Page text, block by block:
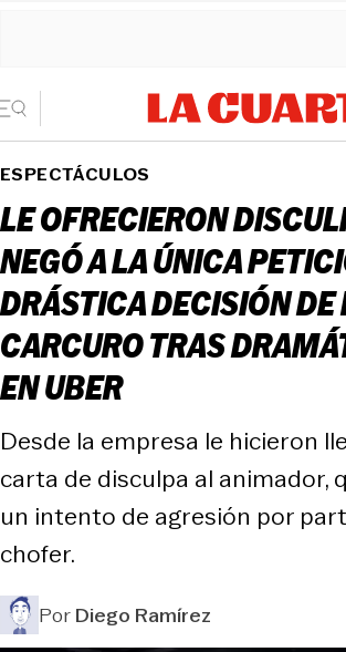
ESPECTÁCULOS
LE OFRECIERON
NEGÓ A LA ÚNICA
DRÁSTICA DECISIÓN DE
CARCURO TRAS
EN UBER
Desde la empresa le hicieron
carta de disculpa al animador,
un intento de agresión por
chofer.
PorDiego Ramírez